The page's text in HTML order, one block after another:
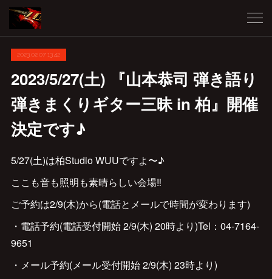
2023.02.07 13:42
2023/5/27(土) 『山本恭司 弾き語り
弾きまくりギター三昧 in 柏』開催
決定です♪
5/27(土)は柏Studio WUUですよ〜♪
ここも音も照明も素晴らしい会場‼︎
ご予約は2/9(木)から(電話とメールで時間が変わります)
・電話予約(電話受付開始 2/9(木) 20時より)Tel：‪04-7164-
9651‬
・メール予約(メール受付開始 2/9(木) 23時より)